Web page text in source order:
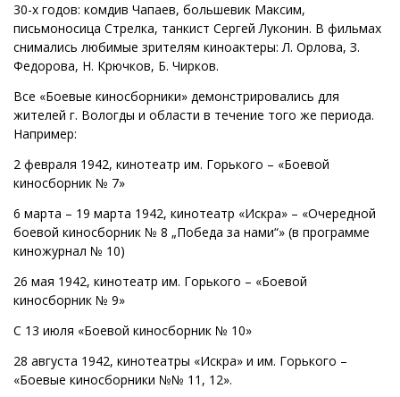
30-х годов: комдив Чапаев, большевик Максим,
письмоносица Стрелка, танкист Сергей Луконин. В фильмах
снимались любимые зрителям киноактеры: Л. Орлова, З.
Федорова, Н. Крючков, Б. Чирков.
Все «Боевые киносборники» демонстрировались для
жителей г. Вологды и области в течение того же периода.
Например:
2 февраля 1942, кинотеатр им. Горького – «Боевой
киносборник № 7»
6 марта – 19 марта 1942, кинотеатр «Искра» – «Очередной
боевой киносборник № 8 „Победа за нами“» (в программе
киножурнал № 10)
26 мая 1942, кинотеатр им. Горького – «Боевой
киносборник № 9»
С 13 июля «Боевой киносборник № 10»
28 августа 1942, кинотеатры «Искра» и им. Горького –
«Боевые киносборники №№ 11, 12».